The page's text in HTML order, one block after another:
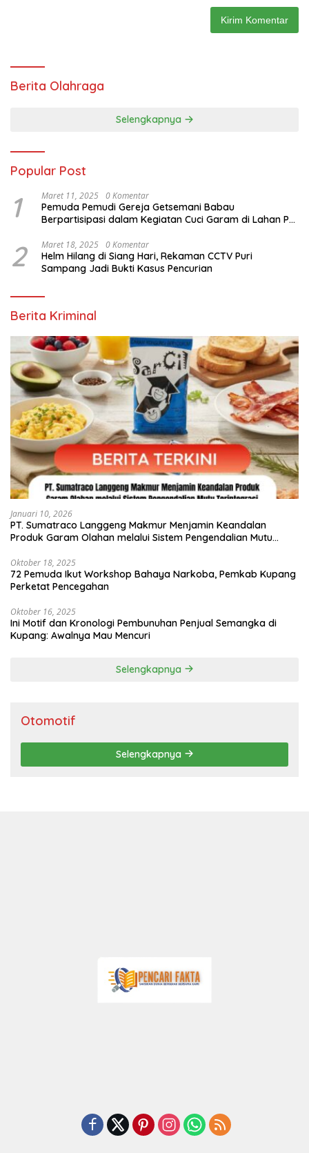
Berita Olahraga
Selengkapnya
Popular Post
1 Maret 11, 2025 0 Komentar
Pemuda Pemudi Gereja Getsemani Babau
Berpartisipasi dalam Kegiatan Cuci Garam di Lahan PT.
Kegiatan Paskah
2 Maret 18, 2025 0 Komentar
Helm Hilang di Siang Hari, Rekaman CCTV Puri
Sampang Jadi Bukti Kasus Pencurian
Berita Kriminal
Januari 10, 2026
PT. Sumatraco Langgeng Makmur Menjamin Keandalan
Produk Garam Olahan melalui Sistem Pengendalian Mutu
Oktober 18, 2025
72 Pemuda Ikut Workshop Bahaya Narkoba, Pemkab Kupang
Perketat Pencegahan
Oktober 16, 2025
Ini Motif dan Kronologi Pembunuhan Penjual Semangka di
Kupang: Awalnya Mau Mencuri
Selengkapnya
Otomotif
Selengkapnya